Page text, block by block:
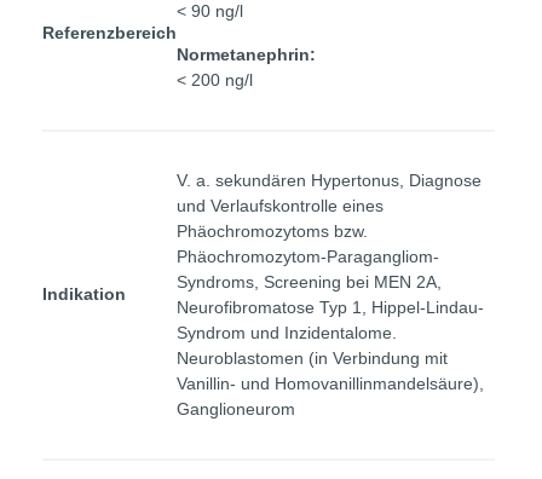
Referenzbereich
< 90 ng/l
Normetanephrin:
< 200 ng/l
Indikation
V. a. sekundären Hypertonus, Diagnose
und Verlaufskontrolle eines
Phäochromozytoms bzw.
Phäochromozytom-Paragangliom-
Syndroms, Screening bei MEN 2A,
Neurofibromatose Typ 1, Hippel-Lindau-
Syndrom und Inzidentalome.
Neuroblastomen (in Verbindung mit
Vanillin- und Homovanillinmandelsäure),
Ganglioneurom